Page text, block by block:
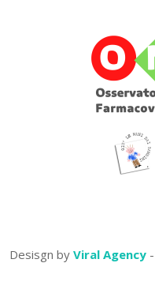
Desisgn by Viral Agency -